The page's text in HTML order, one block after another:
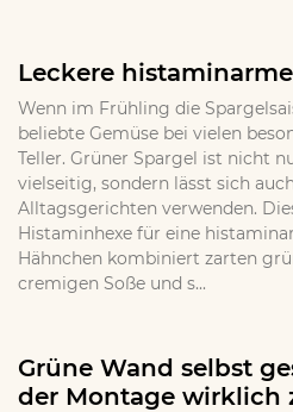
Leckere
Wenn im Frühling die
beliebte Gemüse bei vielen
Teller. Grüner Spargel ist nicht
vielseitig, sondern lässt sich
Alltagsgerichten verwenden.
Histaminhexe für eine
Hähnchen kombiniert zarten
cremigen Soße und s...
Grüne Wand selbst
der Montage wirklich